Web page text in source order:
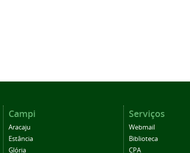
Campi
Aracaju
Estância
Glória
Serviços
Webmail
Biblioteca
CPA